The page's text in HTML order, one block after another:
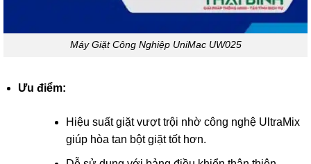
Máy Giặt Công Nghiệp UniMac UW025
Ưu điểm:
Hiệu suất giặt vượt trội nhờ công nghệ UltraMix
giúp hòa tan bột giặt tốt hơn.